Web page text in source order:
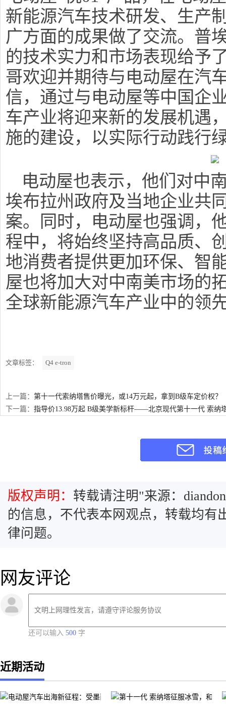
新能源汽车技术研发、生产
广方面的成果做了交流。普
的技术实力和市场表现给予
哥欢迎并期待与电动屋在汽
信，通过与电动屋等中国企
车产业将迎来新的发展机遇
施的建设，以实际行动践行
电动屋也表示，他们对中
埃布拉州政府及当地企业共
案。同时，电动屋也强调，
程中，将始终坚持高品质、
地消费者提供更加环保、智
屋也将加大对中南美市场的
全球新能源汽车产业中的领
文章标签： Q4 e-tron
上一篇： 第十一代索纳塔售价曝光，或14万元起，拿到B级车定价权？
下一篇： 指导价13.98万起 B级美学新标杆——北京现代第十一代 索纳
版权声明： 转载请注明"来源：
的信息，不代表本网观点，转载均有
律问题。
网友评论
还可以输入 500 字
近期活动